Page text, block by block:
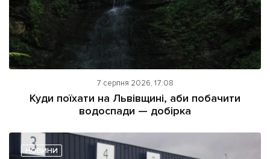
7 серпня 2026, 17:08
Куди поїхати на Львівщині, аби побачити
водоспади — добірка
НОВИНИ